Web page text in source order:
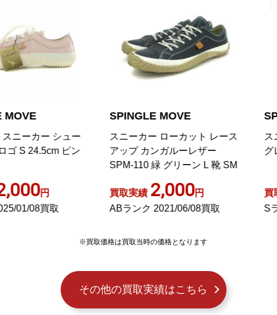
SPINGLE MOVE
スニーカー ローカット レース
アップ カンガルーレザー
SPM-110 緑 グリーン L 靴 SM
買取実績 2,000
ABランク 2021/06/08買取
SPINGLE MOVE
スニーカー レザー 兵隊 総柄
グレー S
買取実績 3,000
Sランク 2018/05/11買取
※買取価格は買取当時の価格となります
その他の買取実績はこちら